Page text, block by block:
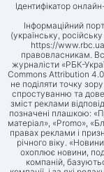
Ідентифікатор
Інформаційний
(українську,
https://www.rbc.ua
правовласникам.
журналісти «РБК-
Commons Attribution
не поділяти точку
спростуванню та
зміст реклами
позначені плашкою:
матеріал», «Promo»,
правах реклами і
річного віку.
охоплює новини,
компаній,